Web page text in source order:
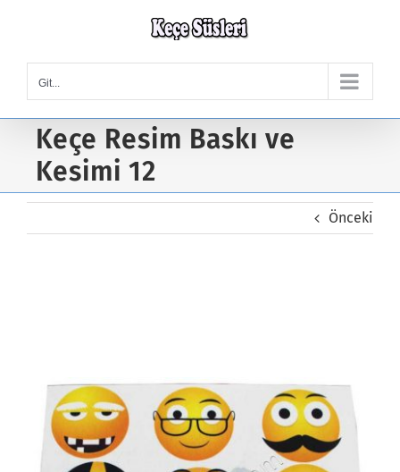
content
Git...
Keçe Resim Baskı ve
Kesimi 12
Önceki